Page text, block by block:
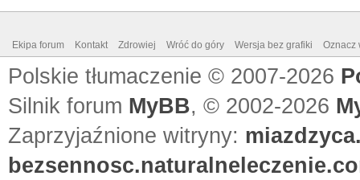
Ekipa forum Kontakt Zdrowiej Wróć do góry Wersja bez grafiki Oznacz
Polskie tłumaczenie © 2007-2026
Silnik forum MyBB, © 2002-2026
Zaprzyjaźnione witryny: